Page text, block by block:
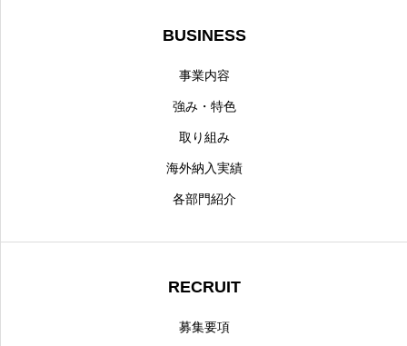
BUSINESS
事業内容
強み・特色
取り組み
海外納入実績
各部門紹介
RECRUIT
募集要項